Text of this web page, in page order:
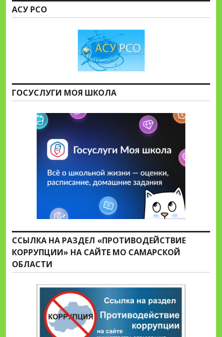
АСУ РСО
ГОСУСЛУГИ МОЯ ШКОЛА
ССЫЛКА НА РАЗДЕЛ «ПРОТИВОДЕЙСТВИЕ
КОРРУПЦИИ» НА САЙТЕ МО САМАРСКОЙ
ОБЛАСТИ